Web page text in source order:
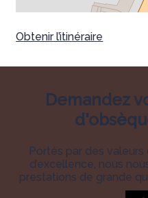
Obtenir l’itinéraire
Demandez
Portés par des
d’excellence, nous
prestations de grande